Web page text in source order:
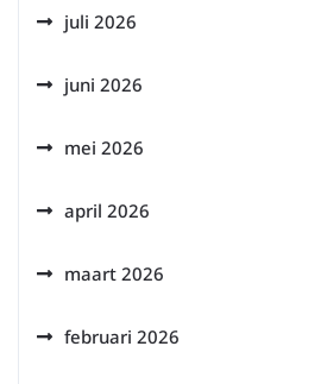
juli 2026
juni 2026
mei 2026
april 2026
maart 2026
februari 2026